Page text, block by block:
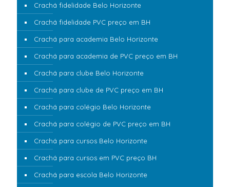
Crachá fidelidade Belo Horizonte
Crachá fidelidade PVC preço em BH
Crachá para academia Belo Horizonte
Crachá para academia de PVC preço em BH
Crachá para clube Belo Horizonte
Crachá para clube de PVC preço em BH
Crachá para colégio Belo Horizonte
Crachá para colégio de PVC preço em BH
Crachá para cursos Belo Horizonte
Crachá para cursos em PVC preço BH
Crachá para escola Belo Horizonte